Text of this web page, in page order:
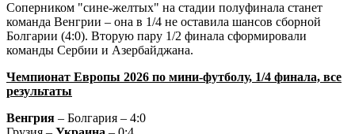
Соперником "сине-желтых" на стадии полуфинала станет
команда Венгрии – она в 1/4 не оставила шансов сборной
Болгарии (4:0). Вторую пару 1/2 финала сформировали
команды Сербии и Азербайджана.
Чемпионат Европы 2026 по мини-футболу, 1/4 финала, все
результаты
Венгрия – Болгария – 4:0